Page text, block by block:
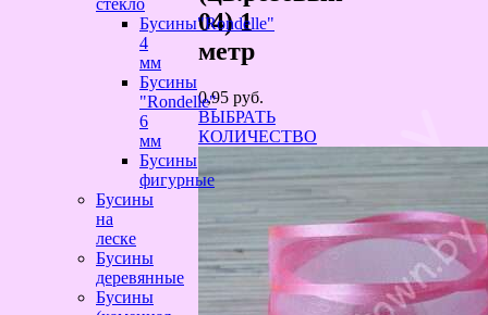
04) 1
метр
0,95 руб.
ВЫБРАТЬ
КОЛИЧЕСТВО
стекло
Бусины"Rondelle"
4
мм
Бусины
"Rondelle"
6
мм
Бусины
фигурные
Бусины
на
леске
Бусины
деревянные
Бусины